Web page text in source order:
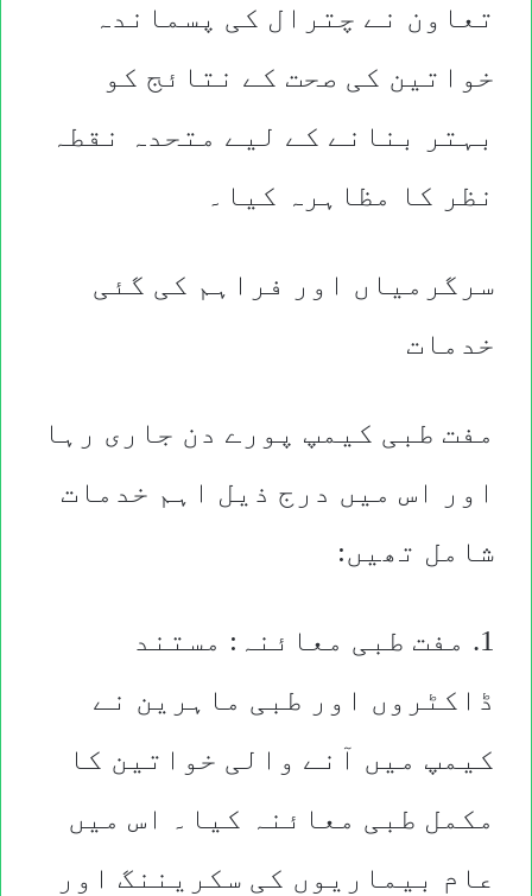
تعاون نے چترال کی پسماندہ
خواتین کی صحت کے نتائج کو
بہتر بنانے کے لیے متحدہ نقطہ
نظر کا مظاہرہ کیا۔
سرگرمیاں اور فراہم کی گئی
خدمات
مفت طبی کیمپ پورے دن جاری رہا
اور اس میں درج ذیل اہم خدمات
شامل تھیں:
1. مفت طبی معائنہ: مستند
ڈاکٹروں اور طبی ماہرین نے
کیمپ میں آنے والی خواتین کا
مکمل طبی معائنہ کیا۔ اس میں
عام بیماریوں کی سکریننگ اور